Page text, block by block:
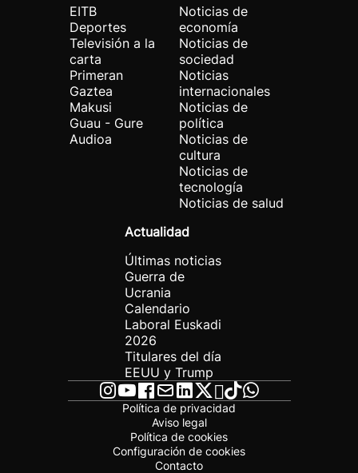
EITB
Deportes
Televisión a la
carta
Primeran
Gaztea
Makusi
Guau - Gure
Audioa
Noticias de
economía
Noticias de
sociedad
Noticias
internacionales
Noticias de
política
Noticias de
cultura
Noticias de
tecnología
Noticias de salud
Actualidad
Últimas noticias
Guerra de
Ucrania
Calendario
Laboral Euskadi
2026
Titulares del día
EEUU y Trump
Política de privacidad
Aviso legal
Política de cookies
Configuración de cookies
Contacto